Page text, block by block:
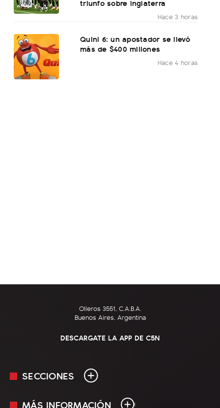
triunfo sobre Inglaterra
Hace 3 horas
Quini 6: un apostador se llevó
más de $400 millones
Hace 4 horas
Olleros 3551, C.A.B.A.
Buenos Aires, Argentina
DESCARGATE LA APP DE C5N
SECCIONES
MÁS INFORMACIÓN